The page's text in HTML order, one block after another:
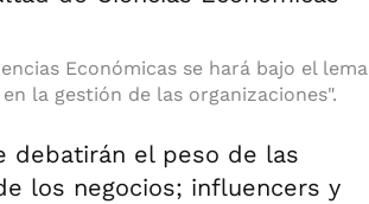
Económicas se hará bajo el lema
la gestión de las organizaciones".
debatirán el peso de las
los negocios; influencers y